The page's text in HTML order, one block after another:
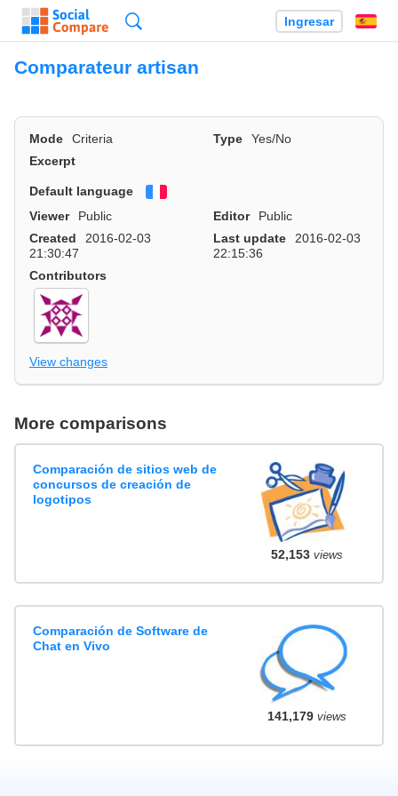
Ingresar
Comparateur artisan
Mode Criteria Type
Yes/No
Excerpt
Default language
Viewer
Public Editor
Public
Created
2016-02-03
21:30:47
Last update
2016-02-03
22:15:36
Contributors
View changes
More comparisons
Comparación de sitios web de
concursos de creación de
logotipos
52,153views
Comparación de Software de
Chat en Vivo
141,179views